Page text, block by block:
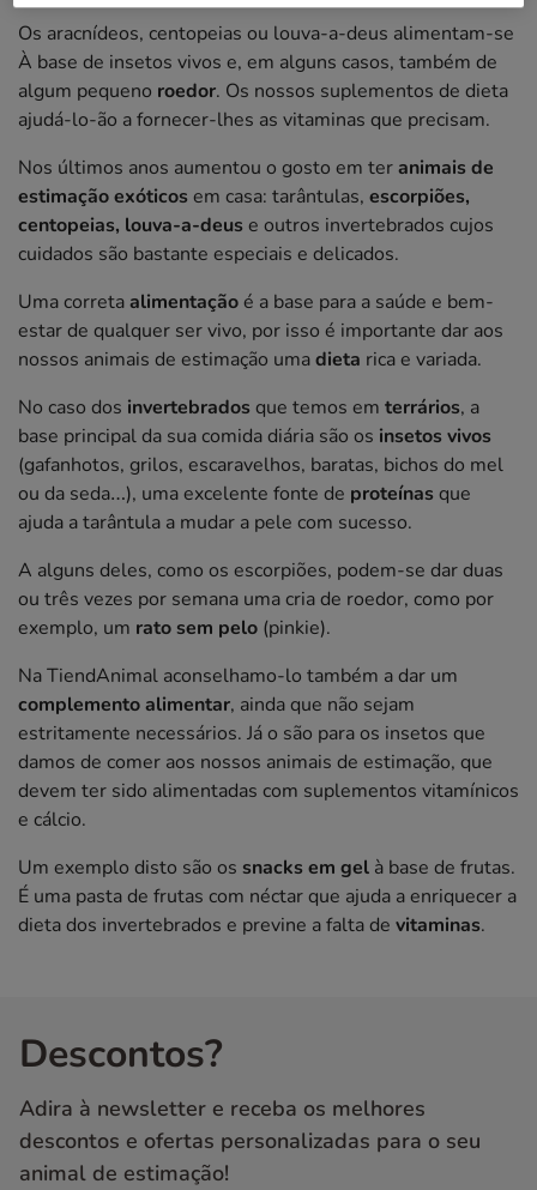
Os aracnídeos, centopeias ou louva-a-deus alimentam-se
À base de insetos vivos e, em alguns casos, também de
algum pequeno roedor. Os nossos suplementos de dieta
ajudá-lo-ão a fornecer-lhes as vitaminas que precisam.
Nos últimos anos aumentou o gosto em teranimais de
estimação exóticos em casa: tarântulas, escorpiões,
centopeias, louva-a-deus e outros invertebrados cujos
cuidados são bastante especiais e delicados.
Uma corretaalimentaçãoé a base para a saúde e bem-
estar de qualquer ser vivo, por isso é importante dar aos
nossos animais de estimação umadieta rica e variada.
No caso dos invertebrados que temos em terrários, a
base principal da sua comida diária são os insetos vivos
(gafanhotos, grilos, escaravelhos, baratas, bichos do mel
ou da seda…), uma excelente fonte de proteínas que
ajuda a tarântula a mudar a pele com sucesso.
A alguns deles, como os escorpiões, podem-se dar duas
ou três vezes por semana uma cria de roedor, como por
exemplo, um rato sem pelo (pinkie).
Na TiendAnimal aconselhamo-lo também a dar um
complemento alimentar, ainda que não sejam
estritamente necessários. Já o são para os insetos que
damos de comer aos nossos animais de estimação, que
devem ter sido alimentadas com suplementos vitamínicos
e cálcio.
Um exemplo disto são os snacks em gel à base de frutas.
É uma pasta de frutas com néctar que ajuda a enriquecer a
dieta dos invertebrados e previne a falta de vitaminas.
Descontos?
Adira à newsletter e receba os melhores
descontos e ofertas personalizadas para o seu
animal de estimação!